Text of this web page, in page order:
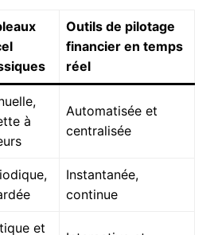
Outils de pilotage
financier en temps
réel
à
Automatisée et
centralisée
Instantanée,
continue
et